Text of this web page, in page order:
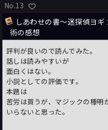
No.13
しあわせの書〜迷探偵ヨギ
術の感想
評判が良いので読んでみた。
話しは読みやすいが
面白くはない。
小説としての評価です。
本題は
苦労は買うが、マジックの種明
いらないと思った。